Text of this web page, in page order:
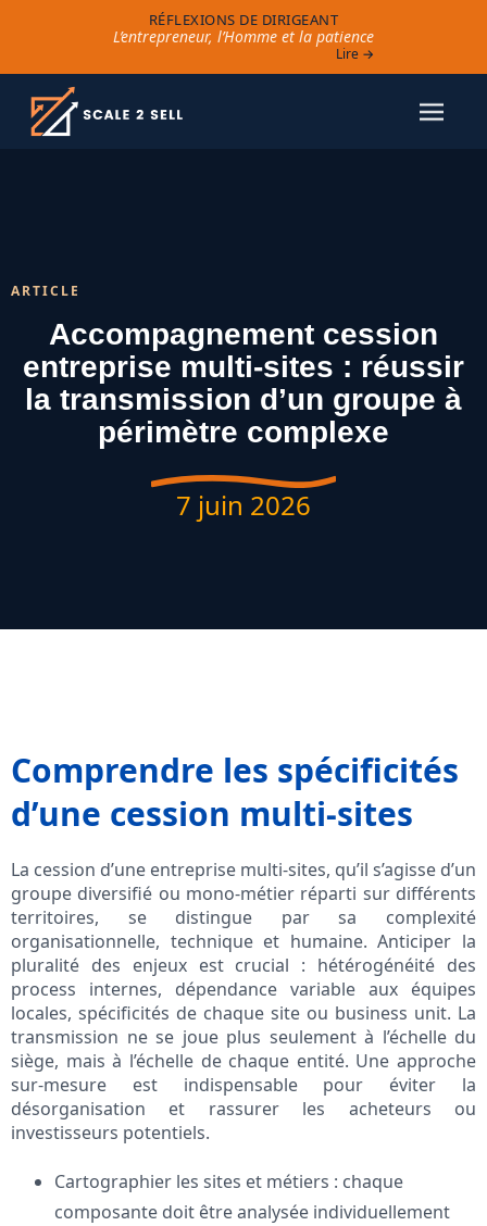
RÉFLEXIONS DE DIRIGEANT
L’entrepreneur, l’Homme et la patience
Lire →
ARTICLE
Accompagnement cession
entreprise multi-sites : réussir
la transmission d’un groupe à
périmètre complexe
7 juin 2026
Comprendre les spécificités
d’une cession multi-sites
La cession d’une entreprise multi-sites, qu’il s’agisse d’un
groupe diversifié ou mono-métier réparti sur différents
territoires, se distingue par sa complexité
organisationnelle, technique et humaine. Anticiper la
pluralité des enjeux est crucial : hétérogénéité des
process internes, dépendance variable aux équipes
locales, spécificités de chaque site ou business unit. La
transmission ne se joue plus seulement à l’échelle du
siège, mais à l’échelle de chaque entité. Une approche
sur-mesure est indispensable pour éviter la
désorganisation et rassurer les acheteurs ou
investisseurs potentiels.
Cartographier les sites et métiers : chaque
composante doit être analysée individuellement